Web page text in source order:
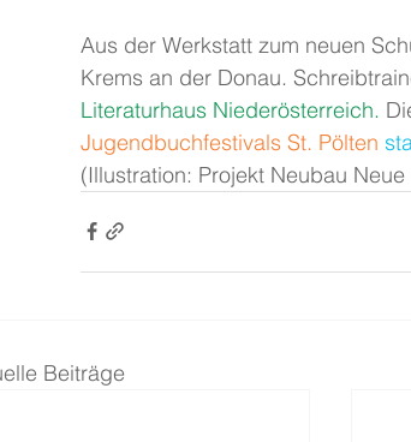
Aus der Werkstatt zum neuen
Krems an der Donau.
Literaturhaus Niederösterreich.
Jugendbuchfestivals St. Pölten
(Illustration: Projekt Neubau
Beiträge